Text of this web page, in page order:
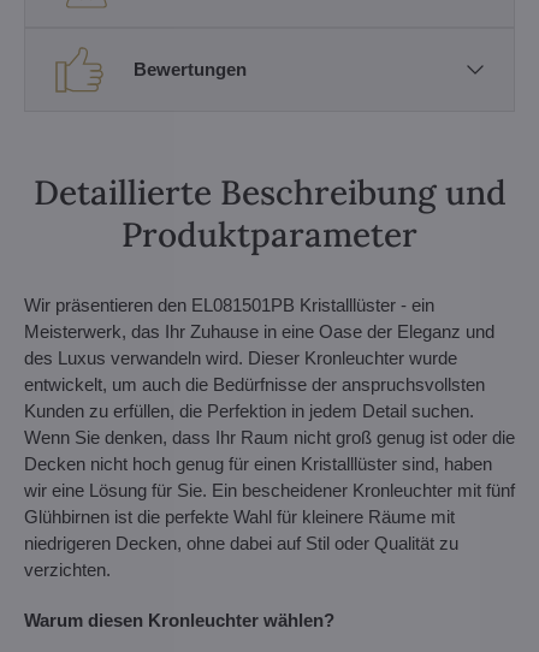
Bewertungen
Detaillierte Beschreibung und
Produktparameter
Wir präsentieren den EL081501PB Kristalllüster - ein
Meisterwerk, das Ihr Zuhause in eine Oase der Eleganz und
des Luxus verwandeln wird. Dieser Kronleuchter wurde
entwickelt, um auch die Bedürfnisse der anspruchsvollsten
Kunden zu erfüllen, die Perfektion in jedem Detail suchen.
Wenn Sie denken, dass Ihr Raum nicht groß genug ist oder die
Decken nicht hoch genug für einen Kristalllüster sind, haben
wir eine Lösung für Sie. Ein bescheidener Kronleuchter mit fünf
Glühbirnen ist die perfekte Wahl für kleinere Räume mit
niedrigeren Decken, ohne dabei auf Stil oder Qualität zu
verzichten.
Warum diesen Kronleuchter wählen?